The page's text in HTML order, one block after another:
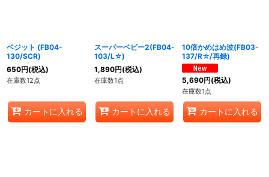
ベジット (FB04-
130/SCR)
650円(税込)
在庫数12点
カートに入れる
スーパーベビー2(FB04-
103/L☆)
1,890円(税込)
在庫数1点
カートに入れる
10倍かめはめ波(FB03-
137/R☆/再録)
5,690円(税込)
在庫数1点
カートに入れる